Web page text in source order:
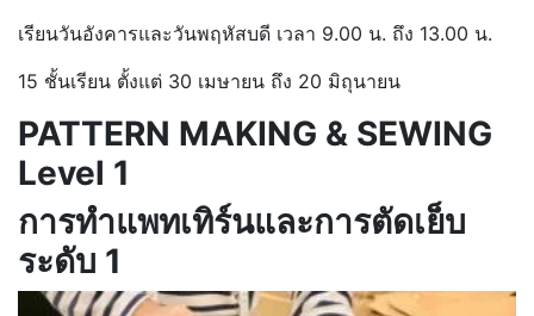
เรียนวันอังคารและวันพฤหัสบดี เวลา 9.00 น. ถึง 13.00 น.
15 ชั้นเรียน ตั้งแต่ 30 เมษายน ถึง 20 มิถุนายน
PATTERN MAKING & SEWING
Level 1
การทำแพทเทิร์นและการตัดเย็บ
ระดับ 1